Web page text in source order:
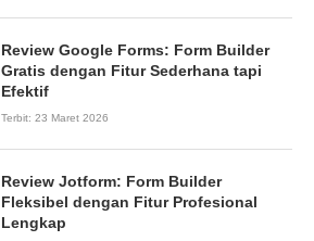
Review Google Forms: Form Builder
Gratis dengan Fitur Sederhana tapi
Efektif
Terbit: 23 Maret 2026
Review Jotform: Form Builder
Fleksibel dengan Fitur Profesional
Lengkap